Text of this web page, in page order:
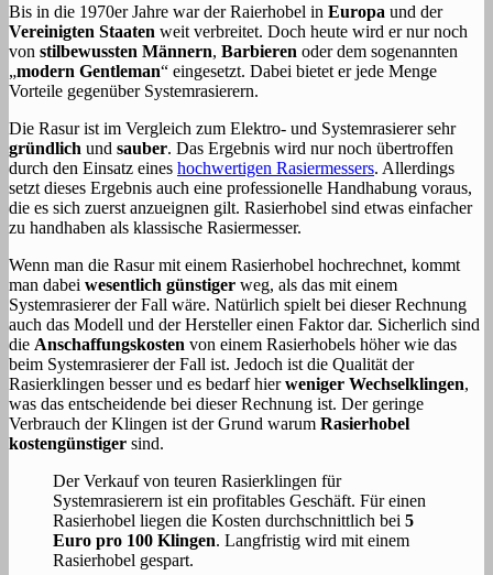
Bis in die 1970er Jahre war der Raierhobel in Europa und der
Vereinigten Staaten weit verbreitet. Doch heute wird er nur noch
von stilbewussten Männern, Barbieren oder dem sogenannten
„modern Gentleman“ eingesetzt. Dabei bietet er jede Menge
Vorteile gegenüber Systemrasierern.
Die Rasur ist im Vergleich zum Elektro- und Systemrasierer sehr
gründlich und sauber. Das Ergebnis wird nur noch übertroffen
durch den Einsatz eines hochwertigen Rasiermessers. Allerdings
setzt dieses Ergebnis auch eine professionelle Handhabung voraus,
die es sich zuerst anzueignen gilt. Rasierhobel sind etwas einfacher
zu handhaben als klassische Rasiermesser.
Wenn man die Rasur mit einem Rasierhobel hochrechnet, kommt
man dabei wesentlich günstiger weg, als das mit einem
Systemrasierer der Fall wäre. Natürlich spielt bei dieser Rechnung
auch das Modell und der Hersteller einen Faktor dar. Sicherlich sind
die Anschaffungskosten von einem Rasierhobels höher wie das
beim Systemrasierer der Fall ist. Jedoch ist die Qualität der
Rasierklingen besser und es bedarf hierweniger Wechselklingen,
was das entscheidende bei dieser Rechnung ist. Der geringe
Verbrauch der Klingen ist der Grund warum Rasierhobel
kostengünstiger sind.
Der Verkauf von teuren Rasierklingen für
Systemrasierern ist ein profitables Geschäft. Für einen
Rasierhobel liegen die Kosten durchschnittlich bei 5
Euro pro 100 Klingen. Langfristig wird mit einem
Rasierhobel gespart.